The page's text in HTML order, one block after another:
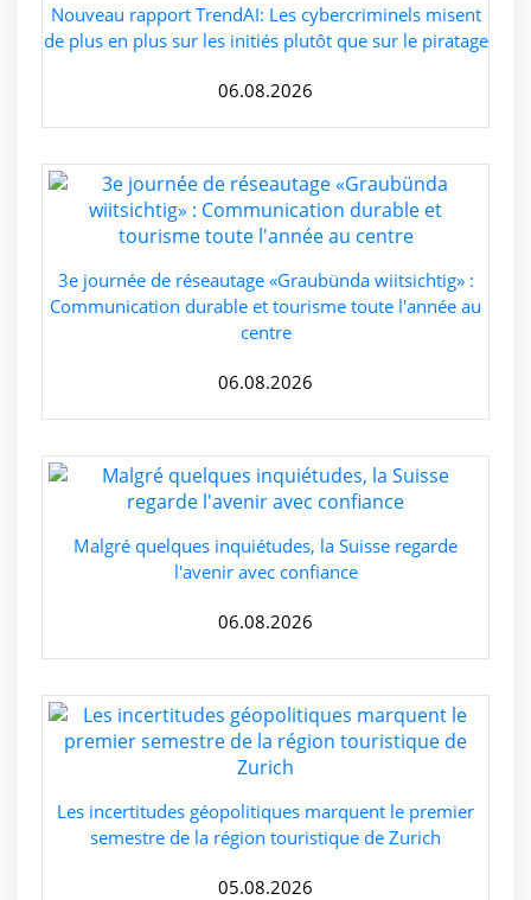
Nouveau rapport TrendAI: Les cybercriminels misent
de plus en plus sur les initiés plutôt que sur le piratage
06.08.2026
3e journée de réseautage «Graubünda wiitsichtig» :
Communication durable et tourisme toute l'année au
centre
06.08.2026
Malgré quelques inquiétudes, la Suisse regarde
l'avenir avec confiance
06.08.2026
Les incertitudes géopolitiques marquent le premier
semestre de la région touristique de Zurich
05.08.2026